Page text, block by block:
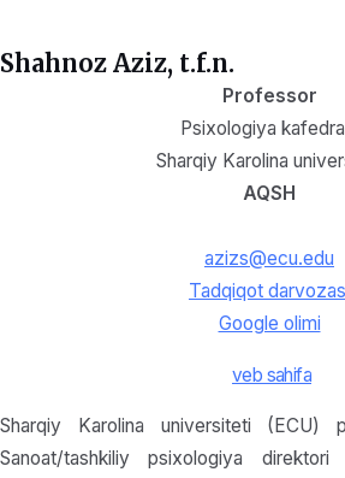
Shahnoz Aziz, t.f.n.
Professor
Psixologiya
Sharqiy Karolina
AQSH
azizs@ecu.edu
Tadqiqot
Google olimi
veb sahifa
Sharqiy Karolina universiteti (ECU)
Sanoat/tashkiliy psixologiya